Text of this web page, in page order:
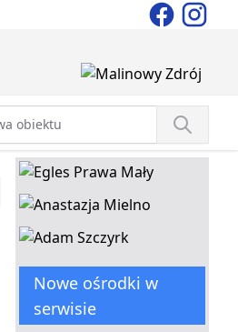
Nowe ośrodki w
serwisie